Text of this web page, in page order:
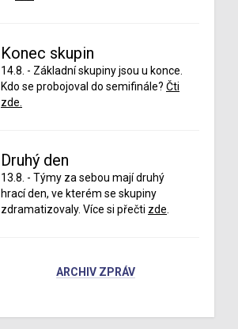
Konec skupin
14.8. - Základní skupiny jsou u konce.
Kdo se probojoval do semifinále? Čti
zde.
Druhý den
13.8. - Týmy za sebou mají druhý
hrací den, ve kterém se skupiny
zdramatizovaly. Více si přečti zde
ARCHIV ZPRÁV